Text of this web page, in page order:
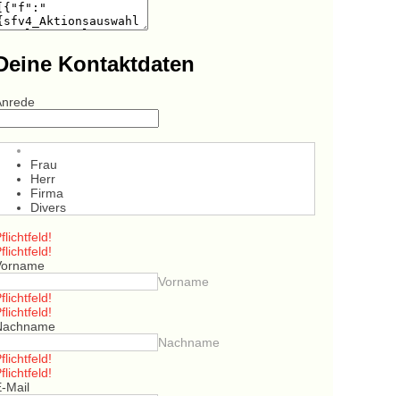
Kontaktdaten
Frau
Herr
Firma
Divers
Vorname
Nachname
Mail